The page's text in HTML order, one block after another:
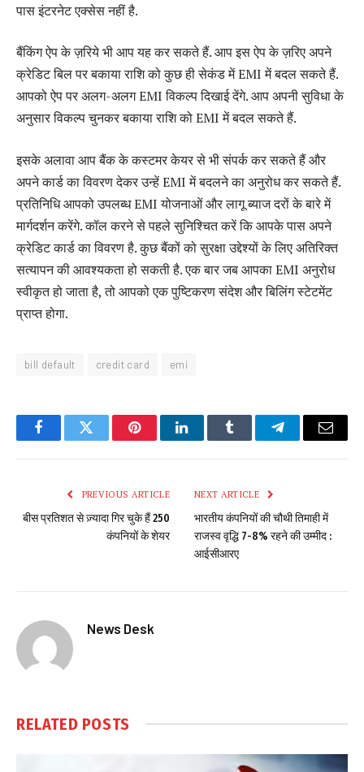
पास इंटरनेट एक्सेस नहीं है.
बैंकिंग ऐप के ज़रिये भी आप यह कर सकते हैं. आप इस ऐप के ज़रिए अपने
क्रेडिट बिल पर बकाया राशि को कुछ ही सेकंड में EMI में बदल सकते हैं.
आपको ऐप पर अलग-अलग EMI विकल्प दिखाई देंगे. आप अपनी सुविधा के
अनुसार विकल्प चुनकर बकाया राशि को EMI में बदल सकते हैं.
इसके अलावा आप बैंक के कस्टमर केयर से भी संपर्क कर सकते हैं और
अपने कार्ड का विवरण देकर उन्हें EMI में बदलने का अनुरोध कर सकते हैं.
प्रतिनिधि आपको उपलब्ध EMI योजनाओं और लागू ब्याज दरों के बारे में
मार्गदर्शन करेंगे. कॉल करने से पहले सुनिश्चित करें कि आपके पास अपने
क्रेडिट कार्ड का विवरण है. कुछ बैंकों को सुरक्षा उद्देश्यों के लिए अतिरिक्त
सत्यापन की आवश्यकता हो सकती है. एक बार जब आपका EMI अनुरोध
स्वीकृत हो जाता है, तो आपको एक पुष्टिकरण संदेश और बिलिंग स्टेटमेंट
प्राप्त होगा.
bill default credit card emi
FacebookTwitter PinterestLinkedInTumblr TelegramEmail
PREVIOUS ARTICLE
बीस प्रतिशत से ज़्यादा गिर चुके हैं 250
कंपनियों के शेयर
NEXT ARTICLE
भारतीय कंपनियों की चौथी तिमाही में
राजस्व वृद्धि 7-8% रहने की उम्मीद :
आईसीआरए
News Desk
RELATED POSTS